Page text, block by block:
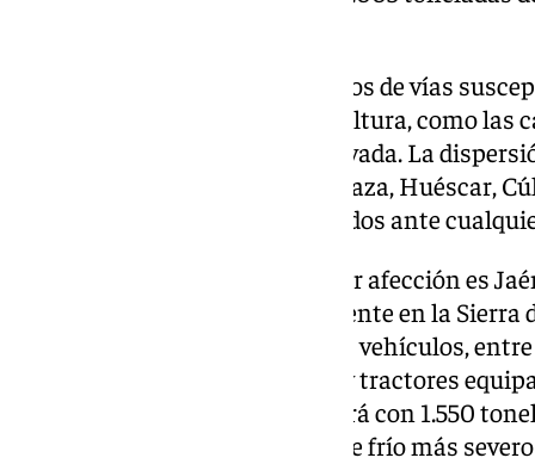
Granada presenta 668 kilómetros de vías
encima de los 1.500 metros de altura, como las
la Ragua o el acceso a Sierra Nevada. La
actuar en áreas como Guadix, Baza, Huéscar,
los equipos permanecen activados ante
La segunda provincia con mayor afección es
carreteras vigiladas, especialmente en la Sierra
asignado 107 profesionales y 30 vehículos,
quitanieves y varios camiones y tractores
fundentes. El dispositivo contará con 1.550
vialidad durante los episodios de frío más